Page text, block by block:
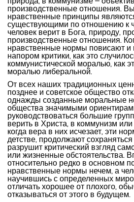
производственные отношения.
нравственные принципы
существующими по отношению к
человек верит в Бога, природу,
производственные отношения.
нравственные нормы повисают и
напором критики, как это
коммунистической моралью, как
моралью либеральной.
От всех наших традиционных
позднее и советское общество
однажды созданные моральные
общества значимыми
руководствоваться большие
верить в Христа, в коммунизм
когда вера в них исчезает, эти
детстве, продолжают
разрушит критический взгляд
или жизненные обстоятельства.
относительно редко в основном
нравственные нормы нечем, а
научившись с определенных
отличать хорошее от плохого,
отказываться от этого в будущем.